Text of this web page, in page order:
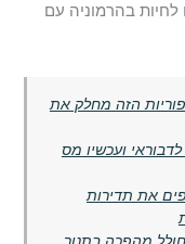
לחיות בהרמוניה עם
הזה מחלק את
ועכשיו מס
את תדירות